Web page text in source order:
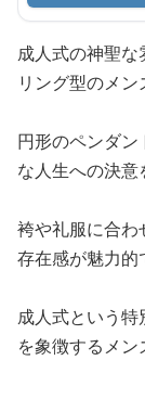
成人式の神聖
リング型のメン
円形のペンダ
な人生への決意
袴や礼服に合わ
存在感が魅力的
成人式という
を象徴するメン